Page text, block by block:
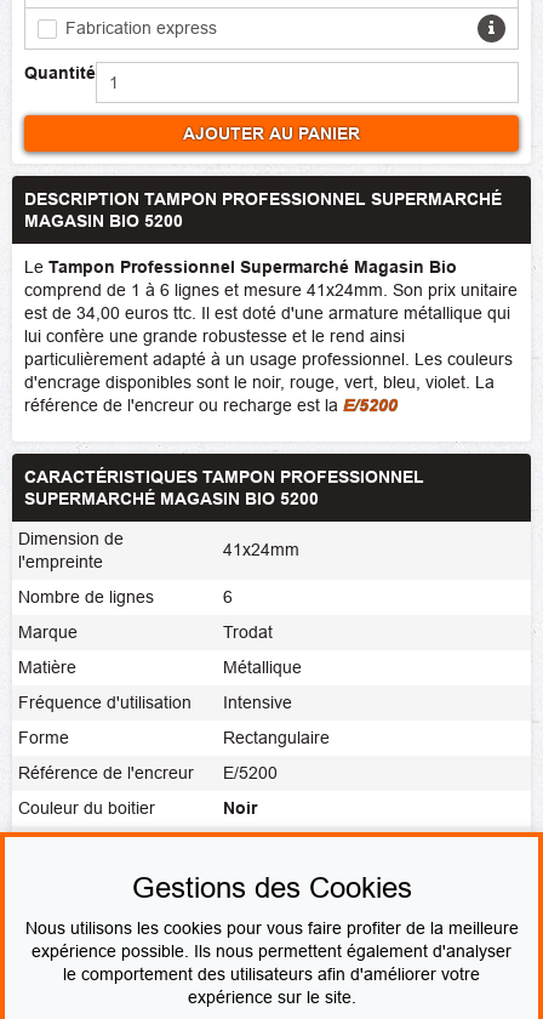
Fabrication express
Quantité
AJOUTER AU PANIER
DESCRIPTION TAMPON PROFESSIONNEL SUPERMARCHÉ
MAGASIN BIO 5200
Le Tampon Professionnel Supermarché Magasin Bio
comprend de 1 à 6 lignes et mesure 41x24mm. Son prix unitaire
est de 34,00 euros ttc. Il est doté d'une armature métallique qui
lui confère une grande robustesse et le rend ainsi
particulièrement adapté à un usage professionnel. Les couleurs
d'encrage disponibles sont le noir, rouge, vert, bleu, violet. La
référence de l'encreur ou recharge est la E/5200
CARACTÉRISTIQUES TAMPON PROFESSIONNEL
SUPERMARCHÉ MAGASIN BIO 5200
Dimension de
l'empreinte
41x24mm
Nombre de lignes
6
Marque
Trodat
Matière
Métallique
Fréquence d'utilisation
Intensive
Forme
Rectangulaire
Référence de l'encreur
E/5200
Couleur du boitier
Noir
Noir,Rouge,Bleu,Vert,Violet,
Fabrication express
PAIEMENT SÉCURISÉ
Gestions des Cookies
Nous utilisons les cookies pour vous faire profiter de la meilleure
expérience possible. Ils nous permettent également d'analyser
le comportement des utilisateurs afin d'améliorer votre
expérience sur le site.